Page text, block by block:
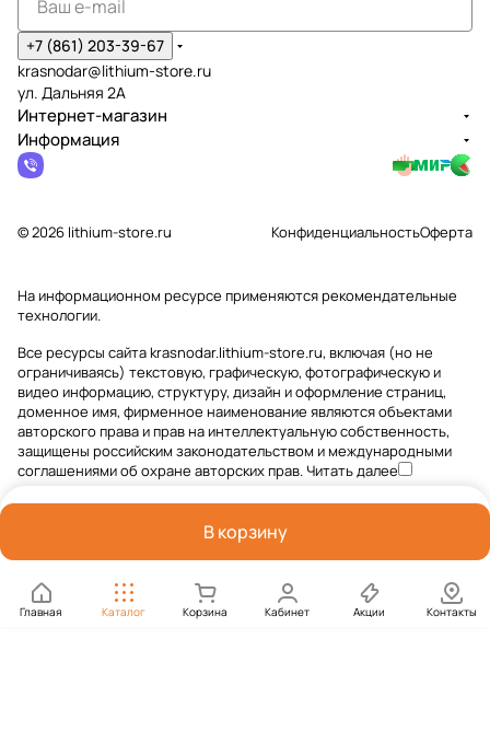
В корзину
Главная Каталог Корзина Кабинет Акции Контакты
+7 (861) 203-39-67
krasnodar@lithium-store.ru
ул. Дальняя 2А
Интернет-магазин
Информация
© 2026 lithium-store.ru КонфиденциальностьОферта
На информационном ресурсе применяютсярекомендательные
технологии.
Все ресурсы сайта krasnodar.lithium-store.ru, включая (но не
ограничиваясь) текстовую, графическую, фотографическую и
видео информацию, структуру, дизайн и оформление страниц,
доменное имя, фирменное наименование являются объектами
авторского права и прав на интеллектуальную собственность,
защищены российским законодательством и международными
соглашениями об охране авторских прав.Читать далее